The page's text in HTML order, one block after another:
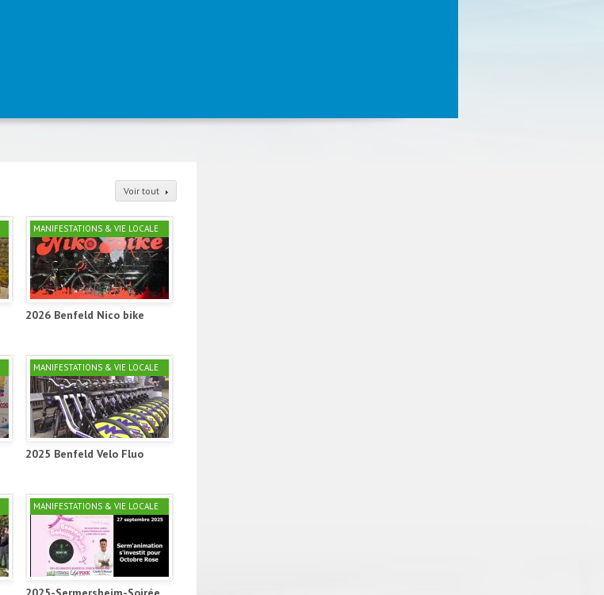
Voir tout
MANIFESTATIONS & VIE LOCALE
2026 Benfeld Nico bike
MANIFESTATIONS & VIE LOCALE
2025 Benfeld Velo Fluo
MANIFESTATIONS & VIE LOCALE